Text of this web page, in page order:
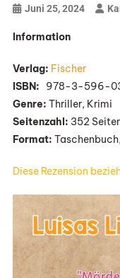
Juni 25, 2024
Information
Verlag: Fischer
ISBN:
978-3-596-
Genre: Thriller, Krimi
Seitenzahl: 352
Format:
Diese Rezension